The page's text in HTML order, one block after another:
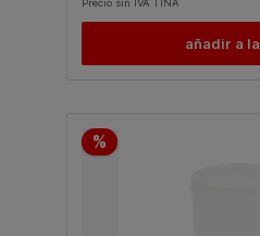
Precio sin IVA TINA
añadir a
%